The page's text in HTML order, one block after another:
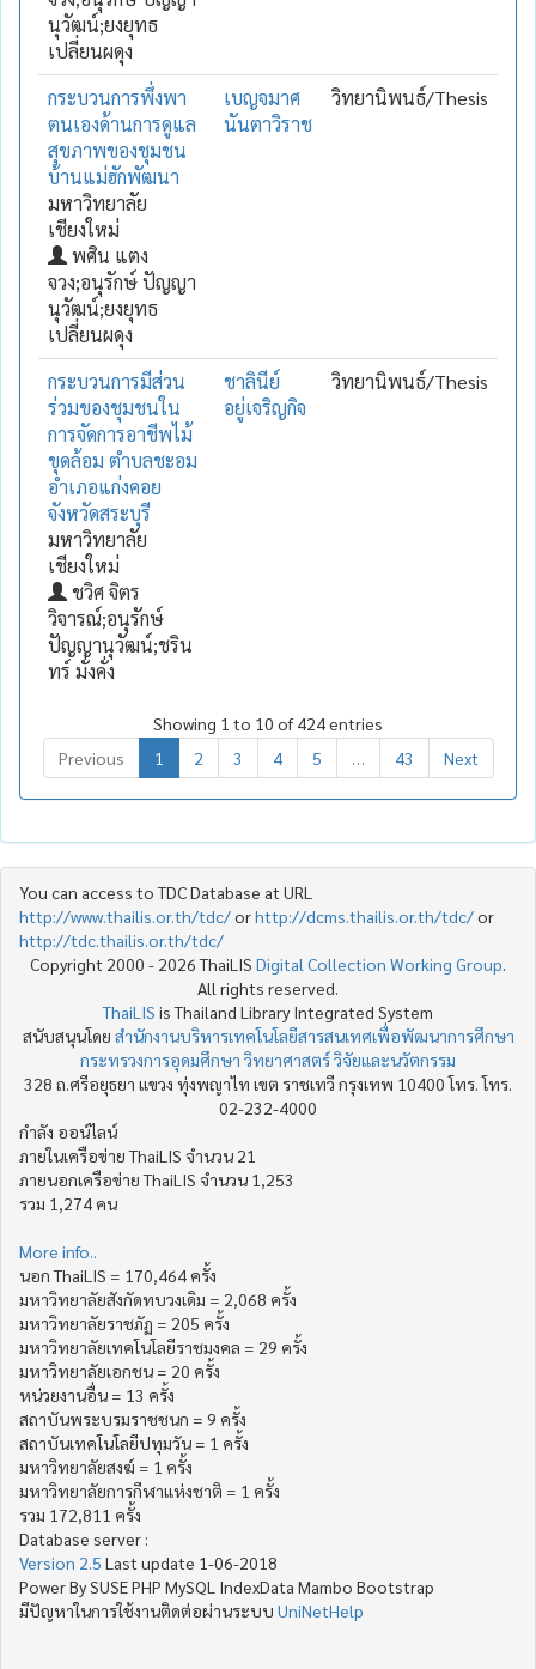
นุวัฒน์;ยงยุทธ
เปลี่ยนผดุง
กระบวนการพึ่งพา
ตนเองด้านการดูแล
สุขภาพของชุมชน
บ้านแม่ฮักพัฒนา
มหาวิทยาลัย
เชียงใหม่
พศิน แตง
จวง;อนุรักษ์ ปัญญา
นุวัฒน์;ยงยุทธ
เปลี่ยนผดุง
เบญจมาศ
นันตาวิราช
วิทยานิพนธ์/Thesis
กระบวนการมีส่วน
ร่วมของชุมชนใน
การจัดการอาชีพไม้
ขุดล้อม ตำบลชะอม
อำเภอแก่งคอย
จังหวัดสระบุรี
มหาวิทยาลัย
เชียงใหม่
ชวิศ จิตร
วิจารณ์;อนุรักษ์
ปัญญานุวัฒน์;ชริน
ทร์ มั่งคั่ง
ชาลินีย์
อยู่เจริญกิจ
วิทยานิพนธ์/Thesis
Showing 1 to 10 of 424 entries
Previous
1 2 3 4 5 43 Next
You can access to TDC Database at URL
http://www.thailis.or.th/tdc/orhttp://dcms.thailis.or.th/tdc/or
http://tdc.thailis.or.th/tdc/
Copyright 2000 - 2026 ThaiLIS Digital Collection Working Group
All rights reserved.
ThaiLIS is Thailand Library Integrated System
สนับสนุนโดย สำนักงานบริหารเทคโนโลยีสารสนเทศเพื่อพัฒนาการศึกษา
กระทรวงการอุดมศึกษา วิทยาศาสตร์ วิจัยและนวัตกรรม
328 ถ.ศรีอยุธยา แขวง ทุ่งพญาไท เขต ราชเทวี กรุงเทพ 10400 โทร. โทร.
02-232-4000
กำลัง ออน์ไลน์
ภายในเครือข่าย ThaiLIS จำนวน 21
ภายนอกเครือข่าย ThaiLIS จำนวน 1,253
รวม 1,274 คน
More info..
นอก ThaiLIS = 170,464 ครั้ง
มหาวิทยาลัยสังกัดทบวงเดิม = 2,068 ครั้ง
มหาวิทยาลัยราชภัฏ = 205 ครั้ง
มหาวิทยาลัยเทคโนโลยีราชมงคล = 29 ครั้ง
มหาวิทยาลัยเอกชน = 20 ครั้ง
หน่วยงานอื่น = 13 ครั้ง
สถาบันพระบรมราชชนก = 9 ครั้ง
สถาบันเทคโนโลยีปทุมวัน = 1 ครั้ง
มหาวิทยาลัยสงฆ์ = 1 ครั้ง
มหาวิทยาลัยการกีฬาแห่งชาติ = 1 ครั้ง
รวม 172,811 ครั้ง
Database server :
Version 2.5 Last update 1-06-2018
Power By SUSE PHP MySQL IndexData Mambo Bootstrap
มีปัญหาในการใช้งานติดต่อผ่านระบบ UniNetHelp